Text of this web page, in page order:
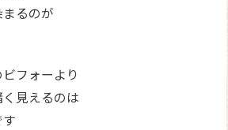
るのが
フォーより
見えるのは